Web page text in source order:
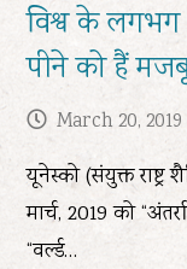
विश्व के लगभग
पीने को हैं
March 20, 2019
यूनेस्को (संयुक्त
मार्च, 2019 को
“वर्ल्ड…